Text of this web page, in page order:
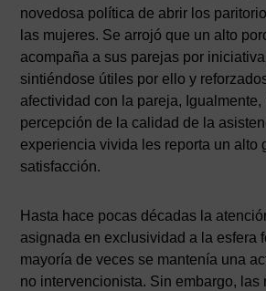
novedosa política de abrir los
las mujeres. Se arrojó que un alto
acompaña a sus parejas por
sintiéndose útiles por ello y
afectividad con la pareja, Igualmente,
percepción de la calidad de la
experiencia vivida les reporta un alto
satisfacción.
Hasta hace pocas décadas la
asignada en exclusividad a la esfera
mayoría de veces se mantenía una
no intervencionista. Sin embargo, las